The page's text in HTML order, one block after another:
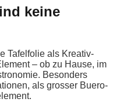
keine
Tafelfolie als Kreativ-
– ob zu Hause, im
Besonders
als grosser Buero-